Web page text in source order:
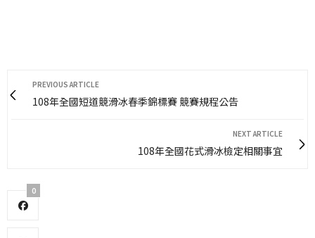
PREVIOUS ARTICLE
108年全國短道競滑冰春季錦標賽 競賽規程公告
NEXT ARTICLE
108年全國花式滑冰檢定相關事宜
0